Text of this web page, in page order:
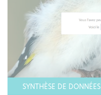
SYNTHÈSE DE DONNÉES